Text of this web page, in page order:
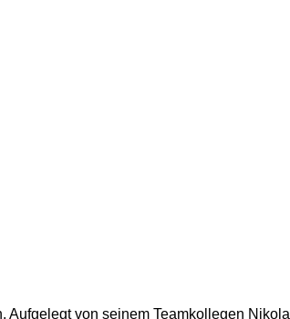
Aufgelegt von seinem Teamkollegen Nikola